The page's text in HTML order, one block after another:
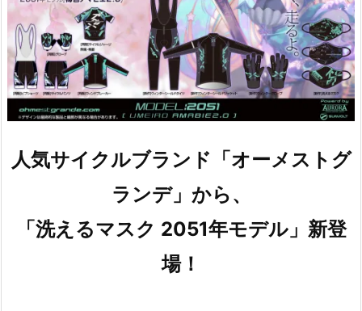
人気サイクルブランド「オーメストグ
ランデ」から、
「洗えるマスク 2051年モデル」新登
場！